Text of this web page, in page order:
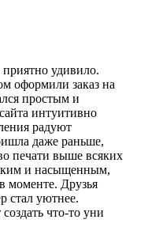
приятно удивило.
оформили заказ на
простым и
интуитивно
радуют
даже раньше,
печати выше всяких
и насыщенным,
моменте. Друзья
стал уютнее.
что-то уни